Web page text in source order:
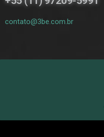
contato@3be.com.br